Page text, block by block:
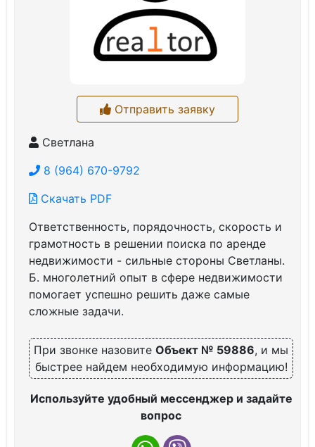
Отправить заявку
Светлана
8 (964) 670-9792
Скачать PDF
Ответственность, порядочность, скорость и
грамотность в решении поиска по аренде
недвижимости - сильные стороны Светланы.
Б. многолетний опыт в сфере недвижимости
помогает успешно решить даже самые
сложные задачи.
При звонке назовите Объект № 59886, и мы
быстрее найдем необходимую информацию!
Используйте удобный мессенджер и задайте
вопрос